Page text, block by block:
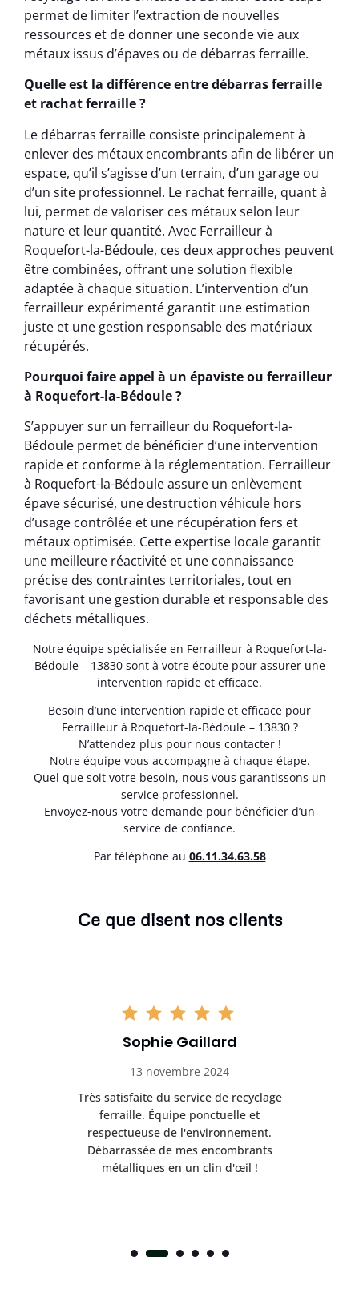
permet de limiter l’extraction de nouvelles
ressources et de donner une seconde vie aux
métaux issus d’épaves ou de débarras ferraille.
Quelle est la différence entre débarras ferraille
et rachat ferraille ?
Le débarras ferraille consiste principalement à
enlever des métaux encombrants afin de libérer un
espace, qu’il s’agisse d’un terrain, d’un garage ou
d’un site professionnel. Le rachat ferraille, quant à
lui, permet de valoriser ces métaux selon leur
nature et leur quantité. Avec Ferrailleur à
Roquefort-la-Bédoule, ces deux approches peuvent
être combinées, offrant une solution flexible
adaptée à chaque situation. L’intervention d’un
ferrailleur expérimenté garantit une estimation
juste et une gestion responsable des matériaux
récupérés.
Pourquoi faire appel à un épaviste ou ferrailleur
à Roquefort-la-Bédoule ?
S’appuyer sur un ferrailleur du Roquefort-la-
Bédoule permet de bénéficier d’une intervention
rapide et conforme à la réglementation. Ferrailleur
à Roquefort-la-Bédoule assure un enlèvement
épave sécurisé, une destruction véhicule hors
d’usage contrôlée et une récupération fers et
métaux optimisée. Cette expertise locale garantit
une meilleure réactivité et une connaissance
précise des contraintes territoriales, tout en
favorisant une gestion durable et responsable des
déchets métalliques.
Notre équipe spécialisée en Ferrailleur à Roquefort-la-
Bédoule – 13830 sont à votre écoute pour assurer une
intervention rapide et efficace.
Besoin d’une intervention rapide et efficace pour
Ferrailleur à Roquefort-la-Bédoule – 13830 ?
N’attendez plus pour nous contacter !
Notre équipe vous accompagne à chaque étape.
Quel que soit votre besoin, nous vous garantissons un
service professionnel.
Envoyez-nous votre demande pour bénéficier d’un
service de confiance.
Par téléphone au 06.11.34.63.58
Ce que disent nos clients
Sophie Gaillard
13 novembre 2024
Très satisfaite du service de recyclage
ferraille. Équipe ponctuelle et
respectueuse de l'environnement.
Débarrassée de mes encombrants
métalliques en un clin d'œil !